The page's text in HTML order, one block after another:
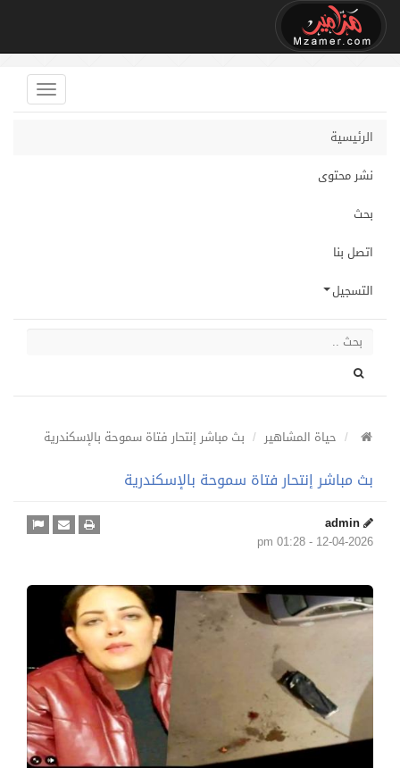
الرئيسية
نشر محتوى
بحث
اتصل بنا
التسجيل
حياة المشاهير بث مباشر إنتحار فتاة سموحة بالإسكندرية
بث مباشر إنتحار فتاة سموحة بالإسكندرية
admin
12-04-2026 - 01:28 pm